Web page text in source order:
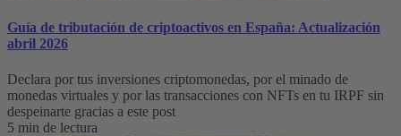
Guía de tributación de criptoactivos en España: Actualización
abril 2026
Declara por tus inversiones criptomonedas, por el minado de
monedas virtuales y por las transacciones con NFTs en tu IRPF sin
despeinarte gracias a este post
5 min de lectura